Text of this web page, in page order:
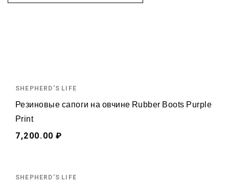
SHEPHERD'S LIFE
Резиновые сапоги на овчине Rubber Boots Purple
Print
7,200.00 ₽
SHEPHERD'S LIFE
e